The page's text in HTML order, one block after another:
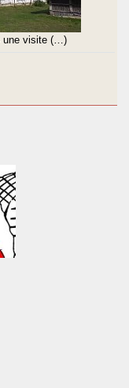
une visite (…)